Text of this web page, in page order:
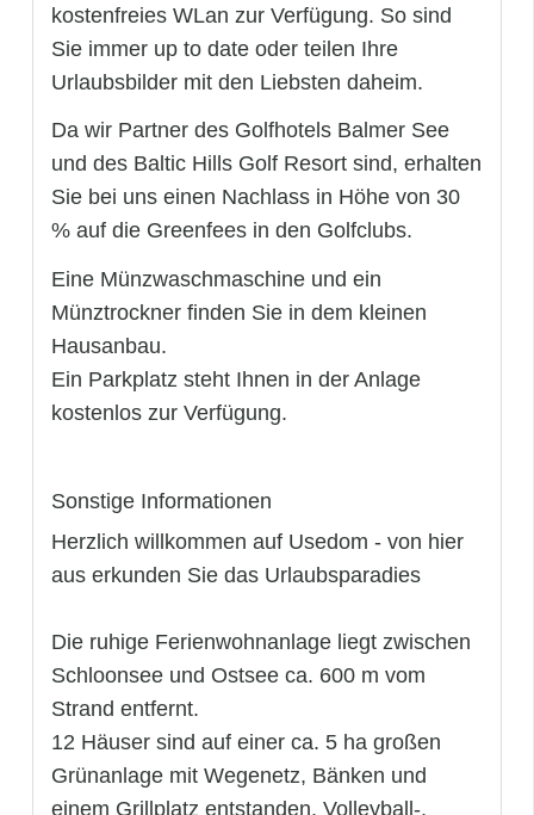
kostenfreies WLan zur Verfügung. So sind
Sie immer up to date oder teilen Ihre
Urlaubsbilder mit den Liebsten daheim.
Da wir Partner des Golfhotels Balmer See
und des Baltic Hills Golf Resort sind, erhalten
Sie bei uns einen Nachlass in Höhe von 30
% auf die Greenfees in den Golfclubs.
Eine Münzwaschmaschine und ein
Münztrockner finden Sie in dem kleinen
Hausanbau.
Ein Parkplatz steht Ihnen in der Anlage
kostenlos zur Verfügung.
Sonstige Informationen
Herzlich willkommen auf Usedom - von hier
aus erkunden Sie das Urlaubsparadies
Die ruhige Ferienwohnanlage liegt zwischen
Schloonsee und Ostsee ca. 600 m vom
Strand entfernt.
12 Häuser sind auf einer ca. 5 ha großen
Grünanlage mit Wegenetz, Bänken und
einem Grillplatz entstanden. Volleyball-,